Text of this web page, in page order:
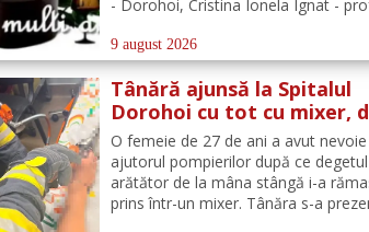
- Dorohoi, Cristina Ionela Ignat -
Dorohoi, Ana-Maria Ojog -
consilier educativ Școala
Dumeni, Mihai...
9 august 2026
Tânără ajunsă la Spitalul
Dorohoi cu tot cu mixer,
ce și-a prins degetul în
O femeie de 27 de ani a avut
ajutorul pompierilor după ce degetul
arătător de la mâna stângă i-a
prins într-un mixer. Tânăra s-a